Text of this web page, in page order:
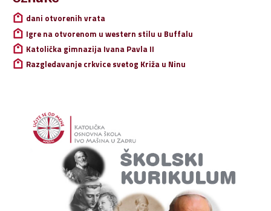
dani otvorenih vrata
Igre na otvorenom u western stilu u Buffalu
Katolička gimnazija Ivana Pavla II
Razgledavanje crkvice svetog Križa u Ninu